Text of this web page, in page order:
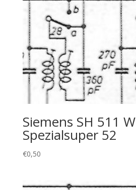
Siemens SH 511 W
Spezialsuper 52
€0,50